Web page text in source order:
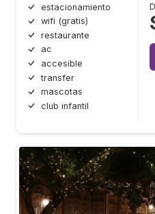
estacionamiento
wifi (gratis)
restaurante
ac
accesible
transfer
mascotas
club infantil